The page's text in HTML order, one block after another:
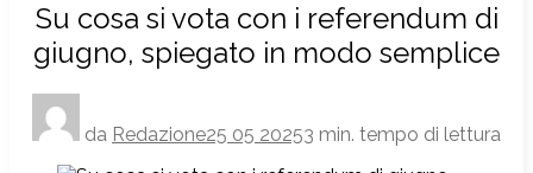
Su cosa si vota con i referendum di
giugno, spiegato in modo semplice
da Redazione25 05 20253 min. tempo di lettura